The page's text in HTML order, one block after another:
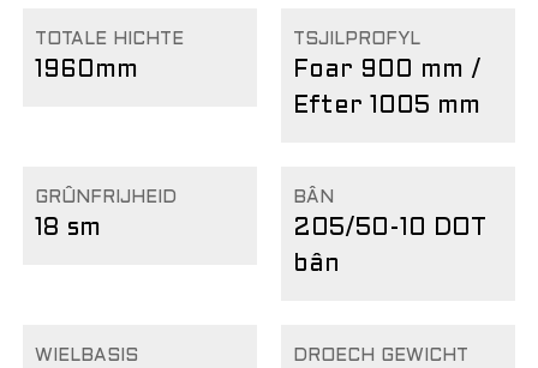
TOTALE HICHTE
1960mm
TSJILPROFYL
Foar 900 mm /
Efter 1005 mm
GRÛNFRIJHEID
18 sm
BÂN
205/50-10 DOT
bân
WIELBASIS DROECH GEWICHT